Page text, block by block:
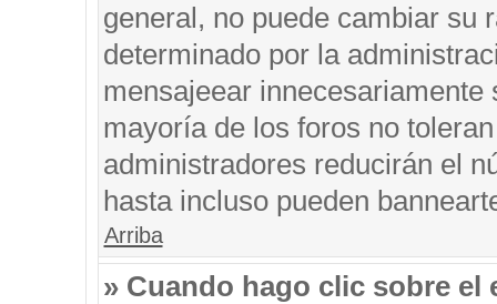
general, no puede cambiar su
determinado por la
mensajeear
mayoría de los foros no
administradores reducirán el
hasta incluso pueden
Arriba
» Cuando hago clic sobre el